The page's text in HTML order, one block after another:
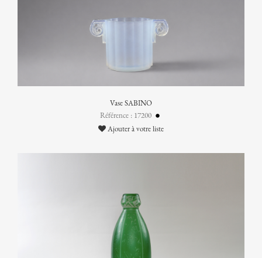
Vase SABINO
Référence : 17200
Ajouter à votre liste